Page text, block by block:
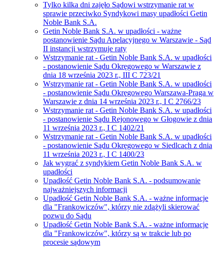
Tylko kilka dni zajęło Sądowi wstrzymanie rat w
sprawie przeciwko Syndykowi masy upadłości Getin
Noble Bank S.A.
Getin Noble Bank S.A. w upadłości - ważne
postanowienie Sądu Apelacyjnego w Warszawie - Sąd
II instancji wstrzymuje raty
Wstrzymanie rat - Getin Noble Bank S.A. w upadłości
- postanowienie Sądu Okręgowego w Warszawie z
dnia 18 września 2023 r., III C 723/21
Wstrzymanie rat - Getin Noble Bank S.A. w upadłości
- postanowienie Sądu Okręgowego Warszawa-Praga w
Warszawie z dnia 14 września 2023 r., I C 2766/23
Wstrzymanie rat - Getin Noble Bank S.A. w upadłości
- postanowienie Sądu Rejonowego w Głogowie z dnia
11 września 2023 r., I C 1402/21
Wstrzymanie rat - Getin Noble Bank S.A. w upadłości
- postanowienie Sądu Okręgowego w Siedlcach z dnia
11 września 2023 r., I C 1400/23
Jak wygrać z syndykiem Getin Noble Bank S.A. w
upadłości
Upadłość Getin Noble Bank S.A. - podsumowanie
najważniejszych informacji
Upadłość Getin Noble Bank S.A. - ważne informacje
dla "Frankowiczów", którzy nie zdążyli skierować
pozwu do Sądu
Upadłość Getin Noble Bank S.A. - ważne informacje
dla "Frankowiczów", którzy są w trakcie lub po
procesie sądowym